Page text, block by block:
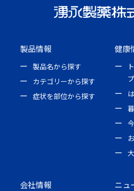
製品情報
製品名から探す
カテゴリーから探す
症状を部位から探す
健康
会社情報
ニュ